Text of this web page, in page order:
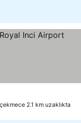
2.1 km uzaklıkta